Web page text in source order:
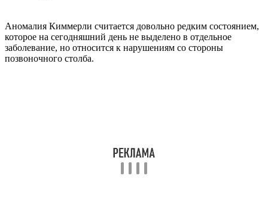
Аномалия Киммерли считается довольно редким состоянием,
которое на сегодняшний день не выделено в отдельное
заболевание, но относится к нарушениям со стороны
позвоночного столба.